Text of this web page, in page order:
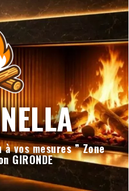
vos mesures ” Zone
GIRONDE